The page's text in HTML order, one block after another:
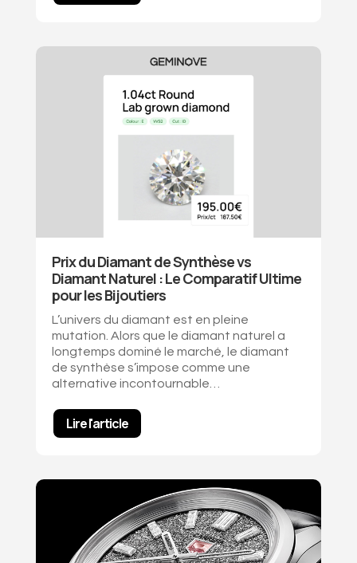
Prix du Diamant de Synthèse vs
Diamant Naturel : Le Comparatif Ultime
pour les Bijoutiers
L’univers du diamant est en pleine
mutation. Alors que le diamant naturel a
longtemps dominé le marché, le diamant
de synthèse s’impose comme une
alternative incontournable…
Lire l'article